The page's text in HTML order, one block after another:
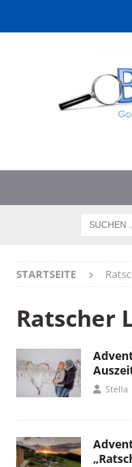
STARTSEITE
Ratscher
Stella